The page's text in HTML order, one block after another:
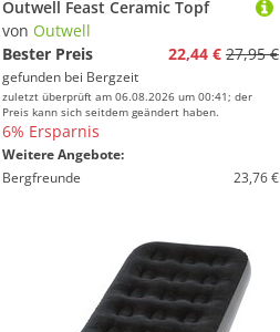
Outwell Feast Ceramic Topf
von Outwell
Bester Preis
22,44 € 27,95 €
gefunden bei Bergzeit
zuletzt überprüft am 06.08.2026 um 00:41; der
Preis kann sich seitdem geändert haben.
6% Ersparnis
Weitere Angebote:
Bergfreunde
23,76 €